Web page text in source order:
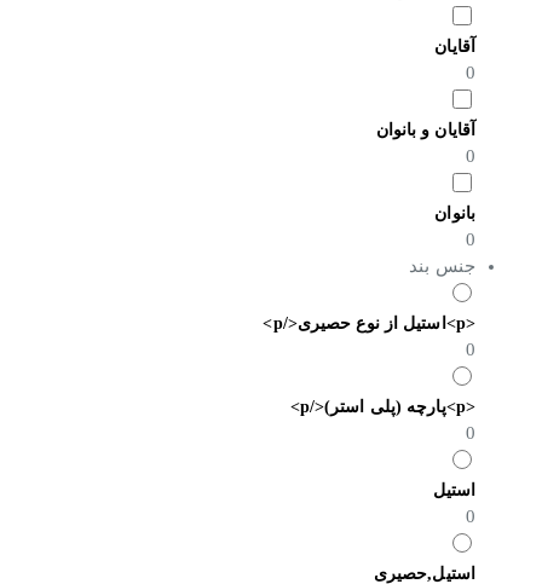
آقایان
0
آقایان و بانوان
0
بانوان
0
جنس بند
<p>استیل از نوع حصیری</p>
0
<p>پارچه (پلی استر)</p>
0
استیل
0
استیل,حصیری